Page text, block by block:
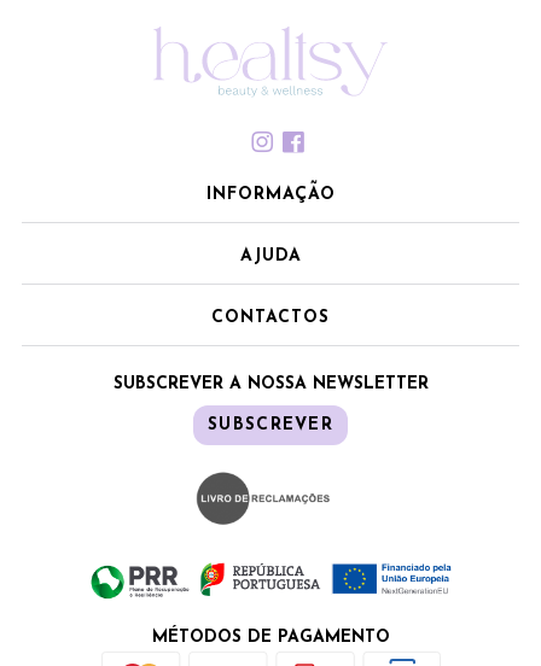
INFORMAÇÃO
AJUDA
CONTACTOS
SUBSCREVER A NOSSA NEWSLETTER
SUBSCREVER
MÉTODOS DE PAGAMENTO